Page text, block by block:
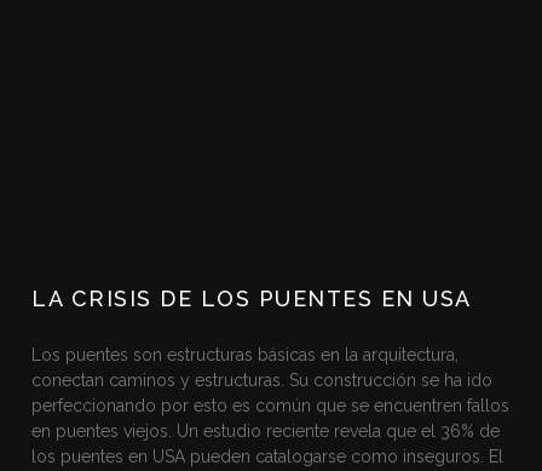
LA CRISIS DE LOS PUENTES EN USA
Los puentes son estructuras básicas en la arquitectura,
conectan caminos y estructuras. Su construcción se ha ido
perfeccionando por esto es común que se encuentren fallos
en puentes viejos. Un estudio reciente revela que el 36% de
los puentes en USA pueden catalogarse como inseguros. El